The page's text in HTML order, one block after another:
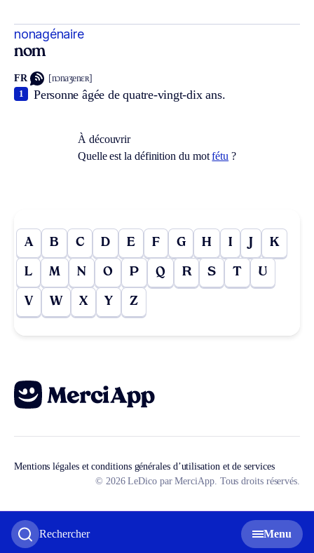
Rechercher Menu
nonagénaire
nom
FR [nɔnaʒenɛʀ]
Personne âgée de quatre-vingt-dix ans.
1
À découvrir
Quelle est la définition du motfétu ?
A B C D E F G H I J K
L M N O P Q R S T U
V W X Y Z
Mentions légales et conditions générales d’utilisation et de services
© 2026 LeDico par MerciApp. Tous droits réservés.